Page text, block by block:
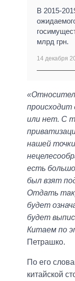
В 2015-
млрд грн.
14 декабря
происходит
или нет. С
нашей
есть
был взят
Отдать
будет
будет
Китаем по
Петрашко.
По его
китайской